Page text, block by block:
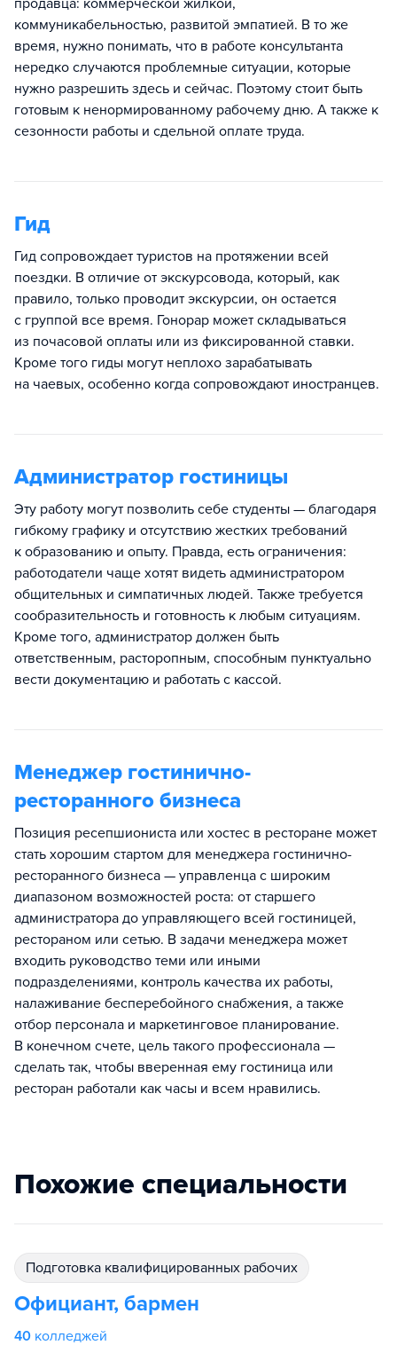
продавца: коммерческой жилкой,
коммуникабельностью, развитой эмпатией. В то же
время, нужно понимать, что в работе консультанта
нередко случаются проблемные ситуации, которые
нужно разрешить здесь и сейчас. Поэтому стоит быть
готовым к ненормированному рабочему дню. А также к
сезонности работы и сдельной оплате труда.
Гид
Гид сопровождает туристов на протяжении всей
поездки. В отличие от экскурсовода, который, как
правило, только проводит экскурсии, он остается
с группой все время. Гонорар может складываться
из почасовой оплаты или из фиксированной ставки.
Кроме того гиды могут неплохо зарабатывать
на чаевых, особенно когда сопровождают иностранцев.
Администратор гостиницы
Эту работу могут позволить себе студенты — благодаря
гибкому графику и отсутствию жестких требований
к образованию и опыту. Правда, есть ограничения:
работодатели чаще хотят видеть администратором
общительных и симпатичных людей. Также требуется
сообразительность и готовность к любым ситуациям.
Кроме того, администратор должен быть
ответственным, расторопным, способным пунктуально
вести документацию и работать с кассой.
Менеджер гостинично-
ресторанного бизнеса
Позиция ресепшиониста или хостес в ресторане может
стать хорошим стартом для менеджера гостинично-
ресторанного бизнеса — управленца с широким
диапазоном возможностей роста: от старшего
администратора до управляющего всей гостиницей,
рестораном или сетью. В задачи менеджера может
входить руководство теми или иными
подразделениями, контроль качества их работы,
налаживание бесперебойного снабжения, а также
отбор персонала и маркетинговое планирование.
В конечном счете, цель такого профессионала —
сделать так, чтобы вверенная ему гостиница или
ресторан работали как часы и всем нравились.
Похожие специальности
подготовка квалифицированных рабочих
Официант, бармен
40 колледжей